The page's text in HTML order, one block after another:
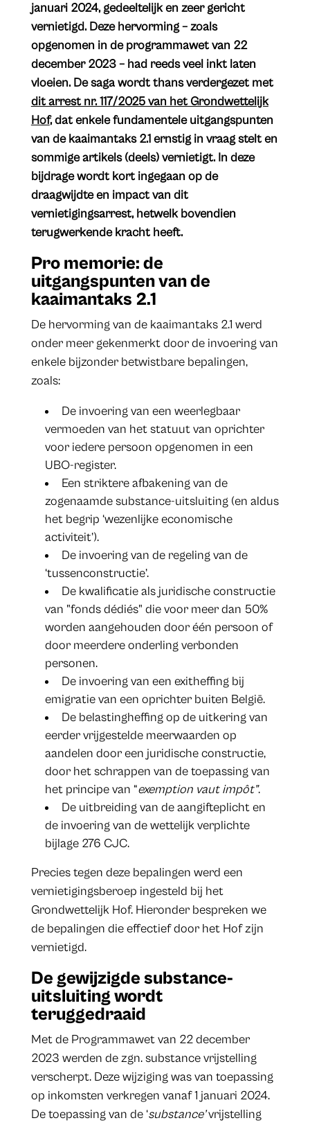
januari 2024, gedeeltelijk en zeer gericht
vernietigd. Deze hervorming – zoals
opgenomen in de programmawet van 22
december 2023 – had reeds veel inkt laten
vloeien. De saga wordt thans verdergezet met
dit arrest nr. 117/2025 van het Grondwettelijk
Hof, dat enkele fundamentele uitgangspunten
van de kaaimantaks 2.1 ernstig in vraag stelt en
sommige artikels (deels) vernietigt. In deze
bijdrage wordt kort ingegaan op de
draagwijdte en impact van dit
vernietigingsarrest, hetwelk bovendien
terugwerkende kracht heeft.
Pro memorie: de
uitgangspunten van de
kaaimantaks 2.1
De hervorming van de kaaimantaks 2.1 werd
onder meer gekenmerkt door de invoering van
enkele bijzonder betwistbare bepalingen,
zoals:
De invoering van een weerlegbaar
vermoeden van het statuut van oprichter
voor iedere persoon opgenomen in een
UBO-register.
Een striktere afbakening van de
zogenaamde substance-uitsluiting (en aldus
het begrip ‘wezenlijke economische
activiteit’).
De invoering van de regeling van de
‘tussenconstructie’.
De kwalificatie als juridische constructie
van "fonds dédiés" die voor meer dan 50%
worden aangehouden door één persoon of
door meerdere onderling verbonden
personen.
De invoering van een exitheffing bij
emigratie van een oprichter buiten België.
De belastingheffing op de uitkering van
eerder vrijgestelde meerwaarden op
aandelen door een juridische constructie,
door het schrappen van de toepassing van
het principe van “exemption vaut impôt”.
De uitbreiding van de aangifteplicht en
de invoering van de wettelijk verplichte
bijlage 276 CJC.
Precies tegen deze bepalingen werd een
vernietigingsberoep ingesteld bij het
Grondwettelijk Hof. Hieronder bespreken we
de bepalingen die effectief door het Hof zijn
vernietigd.
De gewijzigde substance-
uitsluiting wordt
teruggedraaid
Met de Programmawet van 22 december
2023 werden de zgn. substance vrijstelling
verscherpt. Deze wijziging was van toepassing
op inkomsten verkregen vanaf 1 januari 2024.
De toepassing van de ‘substance’vrijstelling